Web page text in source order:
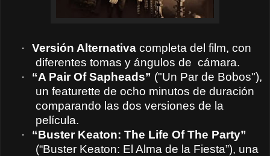
· Versión Alternativa completa del film, con
diferentes tomas y ángulos de cámara.
·
“A Pair Of Sapheads” ("Un Par de Bobos"),
un featurette de ocho minutos de duración
comparando las dos versiones de la
película.
·
“Buster Keaton: The Life Of The Party”
(“Buster Keaton: El Alma de la Fiesta”), una